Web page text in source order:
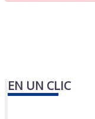
EN UN CLIC